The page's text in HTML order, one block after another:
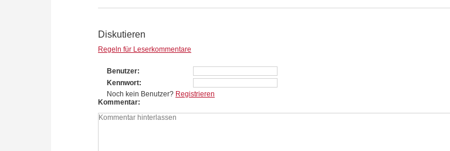
Diskutieren
Regeln für Leserkommentare
Benutzer
Kennwort
Noch kein Benutzer? Registrieren
Kommentar